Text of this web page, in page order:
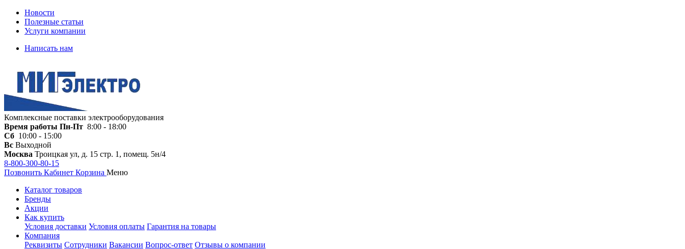
Новости
Полезные статьи
Услуги компании
Написать нам
Комплексные поставки электрооборудования
Время работы Пн-Пт 8:00 - 18:00
Сб 10:00 - 15:00
Вс Выходной
Москва Троицкая ул, д. 15 стр. 1, помещ. 5н/4
8-800-300-80-15
Позвонить Кабинет Корзина Меню
Каталог товаров
Бренды
Акции
Как купить
Условия доставки Условия оплаты Гарантия на товары
Компания
Реквизиты Сотрудники Вакансии Вопрос-ответ Отзывы о компании